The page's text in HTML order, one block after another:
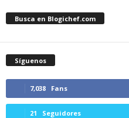
Busca en Blogichef.com
Síguenos
7,038 Fans
21 Seguidores